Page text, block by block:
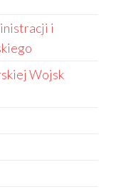
i
Wojsk